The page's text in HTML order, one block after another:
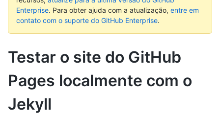
Enterprise. Para obter ajuda com a atualização, entre em
contato com o suporte do GitHub Enterprise.
Testar o site do GitHub
Pages localmente com o
Jekyll